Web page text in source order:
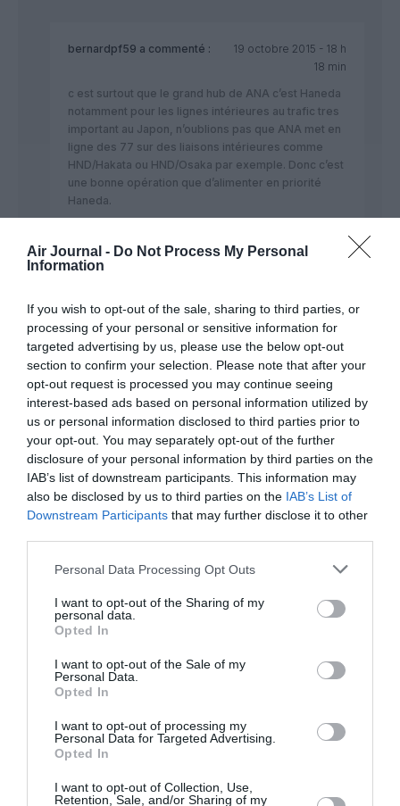
Air Journal - Do Not Process My Personal
Information
If you wish to opt-out of the sale, sharing to third parties, or
processing of your personal or sensitive information for
targeted advertising by us, please use the below opt-out
section to confirm your selection. Please note that after your
opt-out request is processed you may continue seeing
interest-based ads based on personal information utilized by
us or personal information disclosed to third parties prior to
your opt-out. You may separately opt-out of the further
disclosure of your personal information by third parties on the
IAB’s list of downstream participants. This information may
also be disclosed by us to third parties on the IAB’s List of
Downstream Participants that may further disclose it to other
Personal Data Processing Opt Outs
I want to opt-out of the Sharing of my
personal data.
Opted In
I want to opt-out of the Sale of my
Personal Data.
Opted In
I want to opt-out of processing my
Personal Data for Targeted Advertising.
Opted In
I want to opt-out of Collection, Use,
Retention, Sale, and/or Sharing of my
bernardpf59 a commenté :
19 octobre 2015 - 18 h
18 min
c est surtout que le grand hub de ANA c’est Haneda
notamment pour les lignes intérieures au trafic tres
important au Japon, n’oublions pas que ANA met en
ligne des 77 sur des liaisons intérieures comme
HND/Hakata ou HND/Osaka par exemple. Donc c’est
une bonne opération que d’alimenter en priorité
Haneda.
commenté :
18 h 18 min
il fallait lire des 777, merci
RÉPONDRE
Ground OPS VP EYa commenté :
19 octobre 2015 - 13 h 29
min
La plateforme bruxelloise est en pleine renaissance.
Il y a 10 ans les vols LC étaient quasi inexistant (à part SN sur
Maintenant il y a Etihad, Jet Airways, Emirates, Thai, Qatar,
ANA, etc.
Et SN n’a jamais si bien fonctionné…
La concurrence…
RÉPONDRE
Boeing 777-300ERa
commenté :
19 octobre 2015 - 14 h
Bruxelles a fortement gagné en importance au point